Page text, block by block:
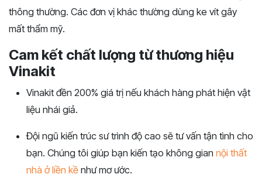
thông thường. Các đơn vị khác thường dùng ke vít gây
mất thẩm mỹ.
Cam kết chất lượng từ thương hiệu
Vinakit
Vinakit đền 200% giá trị nếu khách hàng phát hiện vật
liệu nhái giả.
Đội ngũ kiến trúc sư trình độ cao sẽ tư vấn tận tình cho
bạn. Chúng tôi giúp bạn kiến tạo không gian nội thất
nhà ở liền kề như mơ ước.